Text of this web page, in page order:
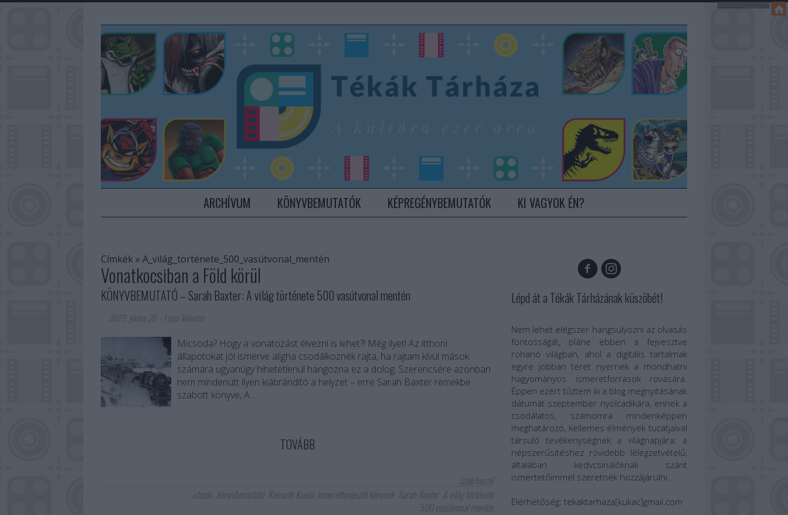
ARCHÍVUM KÖNYVBEMUTATÓK KÉPREGÉNYBEMUTATÓK KI VAGYOK ÉN?
Címkék » A_világ_története_500_vasútvonal_mentén
Vonatkocsiban a Föld körül
KÖNYVBEMUTATÓ – Sarah Baxter: A világ története 500 vasútvonal mentén
2022. június 28. Fejes Valentin
Micsoda? Hogy a vonatozást élvezni is lehet?! Még ilyet! Az itthoni
állapotokat jól ismerve aligha csodálkoznék rajta, ha rajtam kívül mások
számára ugyanúgy hihetetlenül hangozna ez a dolog. Szerencsére azonban
nem mindenütt ilyen kiábrándító a helyzet – erre Sarah Baxter remekbe
szabott könyve, A…
TOVÁBB
Szólj hozzá!
utazás könyvbemutató Kossuth Kiadó ismeretterjesztő könyvek Sarah Baxter A világ története
500 vasútvonal mentén
Lépd át a Tékák Tárházának küszöbét!
Nem lehet elégszer hangsúlyozni az olvasás
fontosságát, pláne ebben a fejvesztve
rohanó világban, ahol a digitális tartalmak
egyre jobban teret nyernek a mondhatni
hagyományos ismeretforrások rovására.
Éppen ezért tűztem ki a blog megnyitásának
dátumát szeptember nyolcadikára, ennek a
csodálatos, számomra mindenképpen
meghatározó, kellemes élmények tucatjaival
társuló tevékenységnek a világnapjára: a
népszerűsítéshez rövidebb lélegzetvételű,
általában kedvcsinálóknak szánt
ismertetőimmel szeretnék hozzájárulni.
Elérhetőség: tekaktarhaza[kukac]gmail.com